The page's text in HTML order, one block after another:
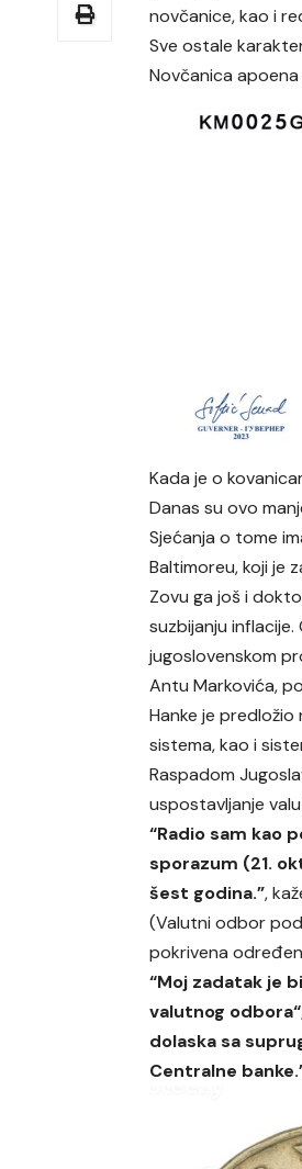
novčanice, kao i
Sve ostale
Novčanica
Kada je o
Danas su ovo
Sjećanja o tome
Baltimoreu, koji je
Zovu ga još i
suzbijanju
jugoslovenskom
Antu Markovića,
Hanke je
sistema, kao i
Raspadom
uspostavljanje
“Radio sam kao
sporazum (21.
šest godina.”,
(Valutni odbor
pokrivena
“Moj zadatak je
valutnog
dolaska sa
Centralne